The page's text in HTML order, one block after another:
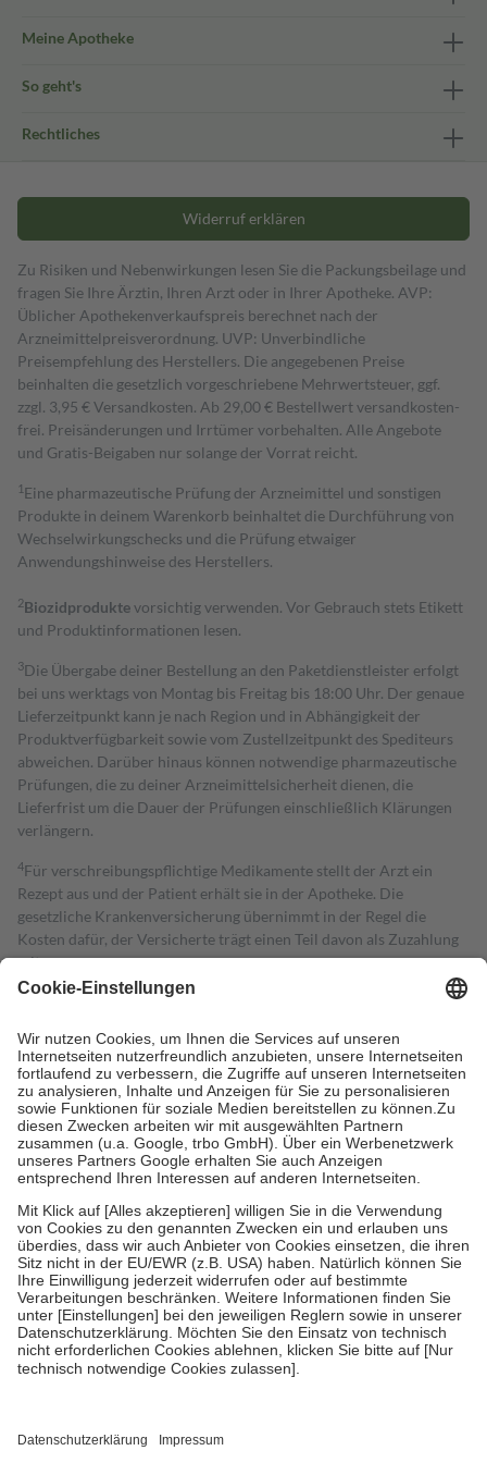
Meine Apotheke
So geht's
Rechtliches
Widerruf erklären
Zu Risiken und Nebenwirkungen lesen Sie die Packungsbeilage und
fragen Sie Ihre Ärztin, Ihren Arzt oder in Ihrer Apotheke. AVP:
Üblicher Apothekenverkaufspreis berechnet nach der
Arzneimittelpreisverordnung. UVP: Unverbindliche
Preisempfehlung des Herstellers. Die angegebenen Preise
beinhalten die gesetzlich vorgeschriebene Mehrwertsteuer, ggf.
zzgl. 3,95 € Versandkosten. Ab 29,00 € Bestell­wert versand­kosten­
frei. Preisänderungen und Irrtümer vorbehalten. Alle Angebote
und Gratis-Beigaben nur solange der Vorrat reicht.
1 Eine pharmazeutische Prüfung der Arzneimittel und sonstigen
Produkte in deinem Warenkorb beinhaltet die Durchführung von
Wechselwirkungschecks und die Prüfung etwaiger
Anwendungshinweise des Herstellers.
2Biozidproduktevorsichtig verwenden. Vor Gebrauch stets Etikett
und Produktinformationen lesen.
3Die Übergabe deiner Bestellung an den Paketdienstleister erfolgt
bei uns werktags von Montag bis Freitag bis 18:00 Uhr. Der genaue
Lieferzeitpunkt kann je nach Region und in Abhängigkeit der
Produktverfügbarkeit sowie vom Zustellzeitpunkt des Spediteurs
abweichen. Darüber hinaus können notwendige pharmazeutische
Prüfungen, die zu deiner Arzneimittelsicherheit dienen, die
Lieferfrist um die Dauer der Prüfungen einschließlich Klärungen
verlängern.
4Für verschreibungspflichtige Medikamente stellt der Arzt ein
Rezept aus und der Patient erhält sie in der Apotheke. Die
gesetzliche Krankenversicherung übernimmt in der Regel die
Kosten dafür, der Versicherte trägt einen Teil davon als Zuzahlung
mit.
Grundsätzlich leisten Mitglieder Zuzahlungen in Höhe von zehn
höchstens zehn Euro.
Es sind jedoch nie mehr als die tatsächlichen
Kosten der Leistung zu entrichten.
Diese Regeln gelten grundsätzlich auch für Online-Apotheken.
Bei Heilmitteln und häuslicher Krankenpflege beträgt die
Zuzahlung zehn Prozent der Kosten sowie zehn Euro je
Verordnung.
Um das Engagement der Versicherten für ihre eigene Gesundheit zu
stärken und die besondere Stellung der Familie zu unterstützen,
fallenkeine Zuzahlungenan bei:
• Kindern und Jugendlichen bis zum vollendeten 18. Lebensjahr
mit Ausnahme der Fahrkosten
• Untersuchungen zur Vorsorge und Früherkennung, die von der
GKV getragen werden
• empfohlenen Schutzimpfungen
• Harn- und Blutteststreifen
getroffen, um sicherzustellen, dass es sich um echte Bewertungen